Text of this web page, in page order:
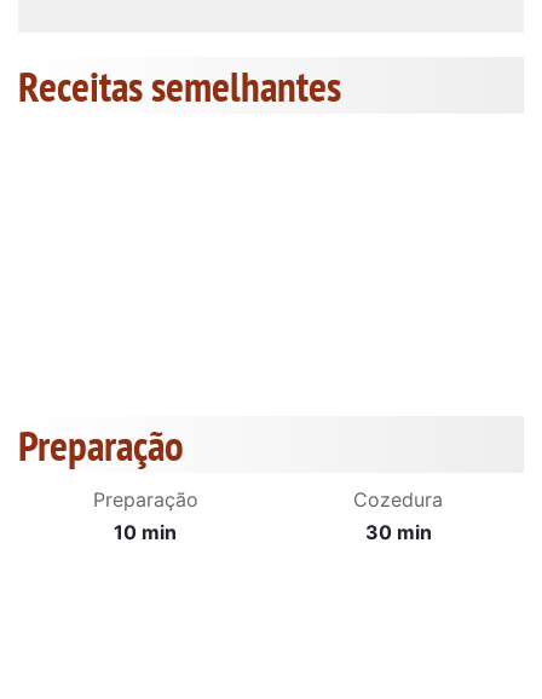
Receitas semelhantes
Preparação
Preparação
10 min
Cozedura
30 min